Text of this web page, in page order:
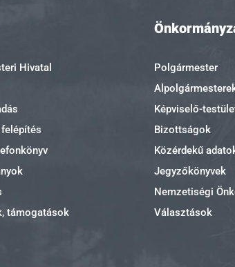
Hivatal
támogatások
Polgármester
Képviselő-
Bizottságok
Közérdekű
Jegyzőkönyvek
Nemzetiségi
Választások